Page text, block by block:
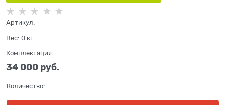
Артикул:
Вес: 0 кг.
Комплектация
34 000 руб.
Количество: